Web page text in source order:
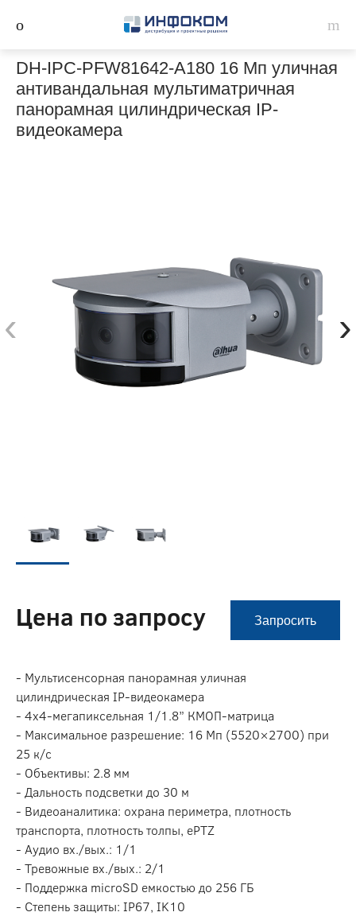
DH-IPC-PFW81642-A180 16 Мп уличная
антивандальная мультиматричная
панорамная цилиндрическая IP-
видеокамера
‹ ›
Цена по запросу Запросить
- Мультисенсорная панорамная уличная
цилиндрическая IP-видеокамера
- 4х4-мегапиксельная 1/1.8” КМОП-матрица
- Максимальное разрешение: 16 Мп (5520×2700) при
25 к/c
- Объективы: 2.8 мм
- Дальность подсветки до 30 м
- Видеоаналитика: охрана периметра, плотность
транспорта, плотность толпы, ePTZ
- Аудио вх./вых.: 1/1
- Тревожные вх./вых.: 2/1
- Поддержка microSD емкостью до 256 ГБ
- Степень защиты: IP67, IK10